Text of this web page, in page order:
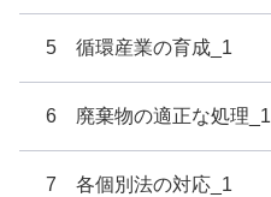
5 循環産業の育成_1
6 廃棄物の適正な処理_1
7 各個別法の対応_1